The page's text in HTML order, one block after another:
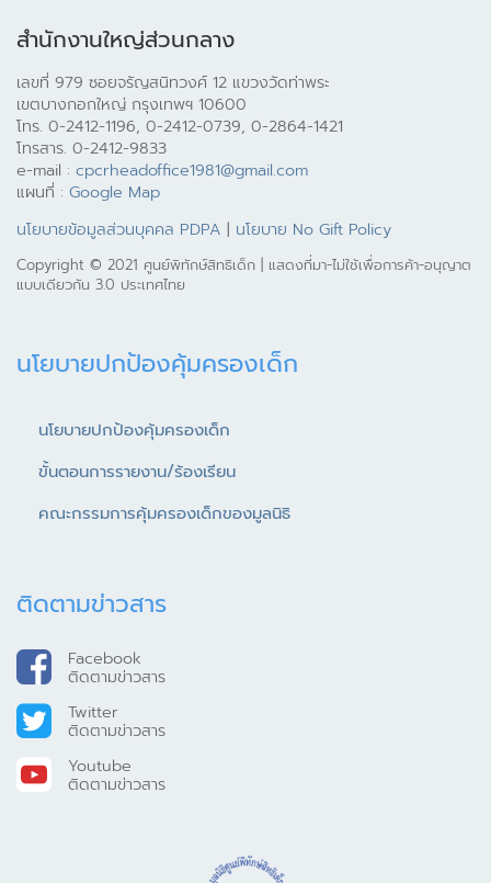
สำนักงานใหญ่ส่วนกลาง
เลขที่ 979 ซอยจรัญสนิทวงศ์ 12 แขวงวัดท่าพระ
เขตบางกอกใหญ่ กรุงเทพฯ 10600
โทร. 0-2412-1196, 0-2412-0739, 0-2864-1421
โทรสาร. 0-2412-9833
e-mail : cpcrheadoffice1981@gmail.com
แผนที่ : Google Map
นโยบายข้อมูลส่วนบุคคล PDPA | นโยบาย No Gift Policy
Copyright © 2021 ศูนย์พิทักษ์สิทธิเด็ก | แสดงที่มา-ไม่ใช้เพื่อการค้า-อนุญาต
แบบเดียวกัน 3.0 ประเทศไทย
นโยบายปกป้องคุ้มครองเด็ก
นโยบายปกป้องคุ้มครองเด็ก
ขั้นตอนการรายงาน/ร้องเรียน
คณะกรรมการคุ้มครองเด็กของมูลนิธิ
ติดตามข่าวสาร
Facebook
ติดตามข่าวสาร
Twitter
ติดตามข่าวสาร
Youtube
ติดตามข่าวสาร